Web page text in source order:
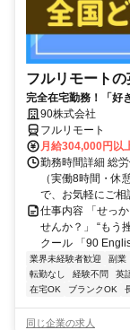
フルリモート
完全在宅勤務！「好
90株式会社
フルリモート
月給304,000円以
勤務時間詳細 総
（実働8時間・
で、お気軽にご相
仕事内容 「せっ
せんか？」 “もう
クール 「90
業界未経験者歓迎 副業
転勤なし
経験不問 英
在宅OK
ブランクOK
同じ企業の求人